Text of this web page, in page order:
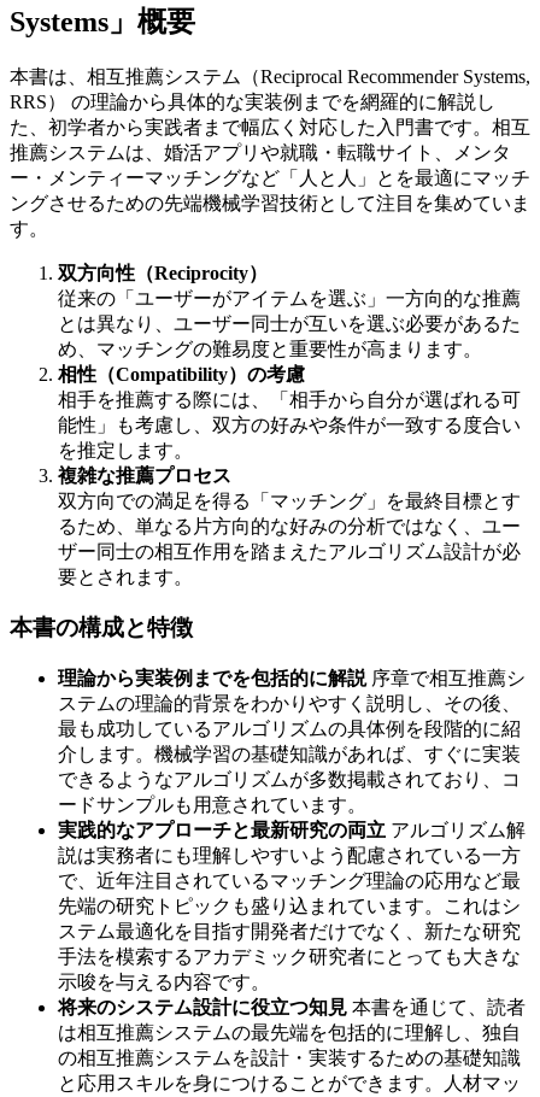
Systems」概要
本書は、相互推薦システム（Reciprocal Recommender Systems,
RRS） の理論から具体的な実装例までを網羅的に解説し
た、初学者から実践者まで幅広く対応した入門書です。相互
推薦システムは、婚活アプリや就職・転職サイト、メンタ
ー・メンティーマッチングなど「人と人」とを最適にマッチ
ングさせるための先端機械学習技術として注目を集めていま
す。
双方向性（Reciprocity）
従来の「ユーザーがアイテムを選ぶ」一方向的な推薦
とは異なり、ユーザー同士が互いを選ぶ必要があるた
め、マッチングの難易度と重要性が高まります。
相性（Compatibility）の考慮
相手を推薦する際には、「相手から自分が選ばれる可
能性」も考慮し、双方の好みや条件が一致する度合い
を推定します。
複雑な推薦プロセス
双方向での満足を得る「マッチング」を最終目標とす
るため、単なる片方向的な好みの分析ではなく、ユー
ザー同士の相互作用を踏まえたアルゴリズム設計が必
要とされます。
本書の構成と特徴
理論から実装例までを包括的に解説序章で相互推薦シ
ステムの理論的背景をわかりやすく説明し、その後、
最も成功しているアルゴリズムの具体例を段階的に紹
介します。機械学習の基礎知識があれば、すぐに実装
できるようなアルゴリズムが多数掲載されており、コ
ードサンプルも用意されています。
実践的なアプローチと最新研究の両立 アルゴリズム解
説は実務者にも理解しやすいよう配慮されている一方
で、近年注目されているマッチング理論の応用など最
先端の研究トピックも盛り込まれています。これはシ
ステム最適化を目指す開発者だけでなく、新たな研究
手法を模索するアカデミック研究者にとっても大きな
示唆を与える内容です。
将来のシステム設計に役立つ知見 本書を通じて、読者
は相互推薦システムの最先端を包括的に理解し、独自
の相互推薦システムを設計・実装するための基礎知識
と応用スキルを身につけることができます。人材マッ